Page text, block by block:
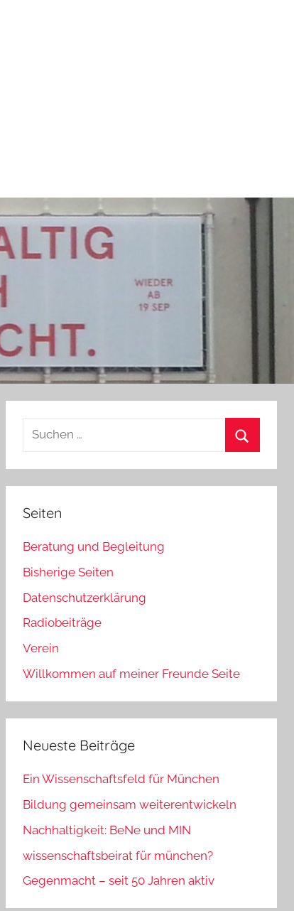
Suchen
Seiten
Beratung und Begleitung
Bisherige Seiten
Datenschutzerklärung
Radiobeiträge
Verein
Willkommen auf meiner Freunde Seite
Neueste Beiträge
Ein Wissenschaftsfeld für München
Bildung gemeinsam weiterentwickeln
Nachhaltigkeit: BeNe und MIN
wissenschaftsbeirat für münchen?
Gegenmacht – seit 50 Jahren aktiv